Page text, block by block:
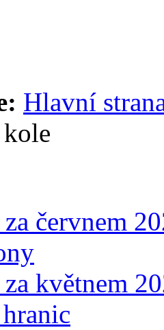
Hlavní
červnem
květnem